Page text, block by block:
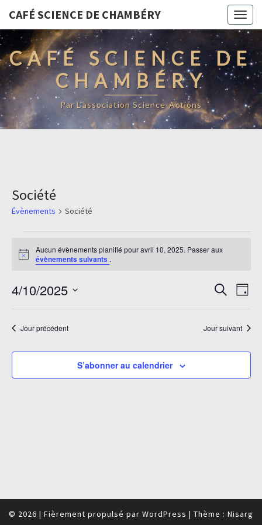
CAFÉ SCIENCE DE CHAMBÉRY
CAFÉ SCIENCE DE
CHAMBÉRY
Par L'association Science-Actions
Société
Évènements Société
for
avril
10,
2025
Notice
Aucun évènements planifié pour avril 10, 2025. Passer aux
évènements suivants .
de
vues
Recherche
de
Jour
4/10/2025
uneJour précédent Jour suivant
S’abonner au calendrier
© 2026 | Fièrement propulsé par WordPress | Thème : Nisarg